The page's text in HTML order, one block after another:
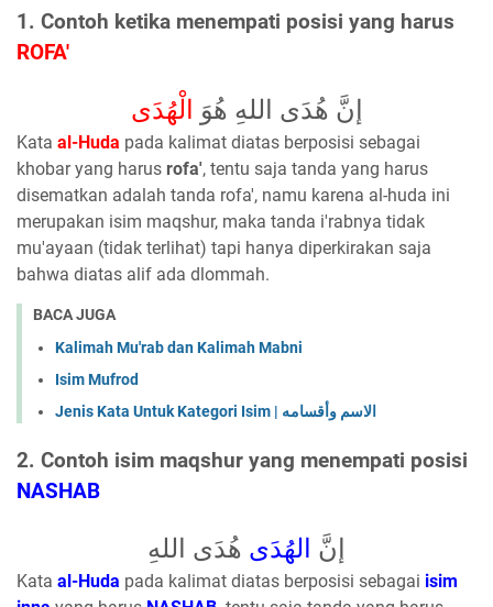
1. Contoh ketika menempati posisi yang harus
ROFA'
إنَّ هُدَى اللهِ هُوَ الْهُدَى
Kata al-Huda pada kalimat diatas berposisi sebagai
khobar yang harus rofa', tentu saja tanda yang harus
disematkan adalah tanda rofa', namu karena al-huda ini
merupakan isim maqshur, maka tanda i'rabnya tidak
mu'ayaan (tidak terlihat) tapi hanya diperkirakan saja
bahwa diatas alif ada dlommah.
BACA JUGA
Kalimah Mu'rab dan Kalimah Mabni
Isim Mufrod
Jenis Kata Untuk Kategori Isim | الاسم وأقسامه
2. Contoh isim maqshur yang menempati posisi
NASHAB
إنَّ الهُدَى هُدَى اللهِ
Kata al-Huda pada kalimat diatas berposisi sebagai isim